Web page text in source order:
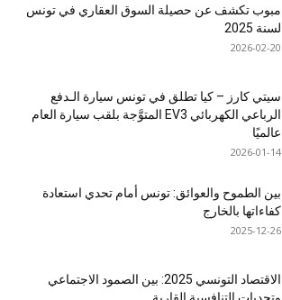
مبوب تكشف عن حصيلة السوق العقاري في تونس
لسنة 2025
2026-02-20
سيتي كارز – كيا تطلق في تونس سيارة الـدفع
الرباعي الكهربائي EV3 المتوَّجة بلقب سيارة العام
عالميًا
2026-01-14
بين الطموح والعوائق: تونس أمام تحدي استعادة
كفاءاتها بالخارج
2025-12-26
الاقتصاد التونسي 2025: بين الصمود الاجتماعي